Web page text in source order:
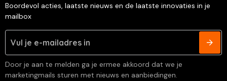
Boordevol acties, laatste nieuws en de laatste innovaties in je
mailbox
Door je aan te melden ga je ermee akkoord dat we je
marketingmails sturen met nieuws en aanbiedingen.